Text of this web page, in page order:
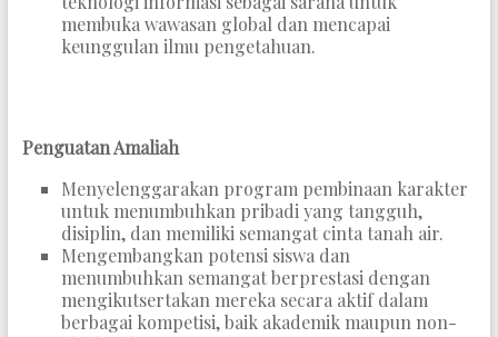
membuka wawasan global dan mencapai
keunggulan ilmu pengetahuan.
Penguatan Amaliah
Menyelenggarakan program pembinaan karakter
untuk menumbuhkan pribadi yang tangguh,
disiplin, dan memiliki semangat cinta tanah air.
Mengembangkan potensi siswa dan
menumbuhkan semangat berprestasi dengan
mengikutsertakan mereka secara aktif dalam
berbagai kompetisi, baik akademik maupun non-